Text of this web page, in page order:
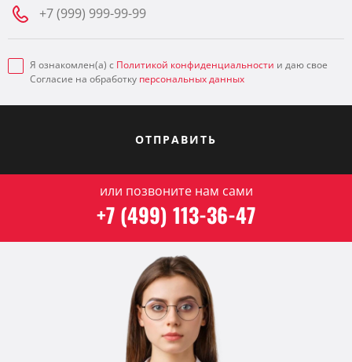
Я ознакомлен(а) с Политикой конфиденциальности и даю свое
Согласие на обработку персональных данных
ОТПРАВИТЬ
или позвоните нам сами
+7 (499) 113-36-47